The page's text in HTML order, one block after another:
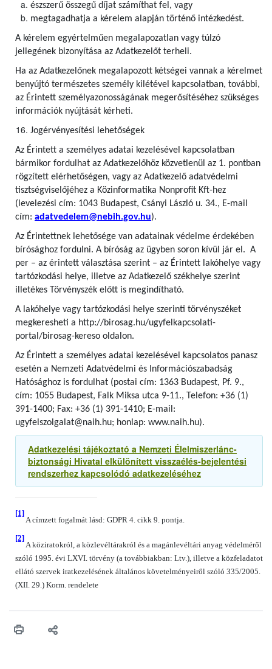
észszerű összegű díjat számíthat fel, vagy
megtagadhatja a kérelem alapján történő intézkedést.
A kérelem egyértelműen megalapozatlan vagy túlzó
jellegének bizonyítása az Adatkezelőt terheli.
Ha az Adatkezelőnek megalapozott kétségei vannak a kérelmet
benyújtó természetes személy kilétével kapcsolatban, további,
az Érintett személyazonosságának megerősítéséhez szükséges
információk nyújtását kérheti.
Jogérvényesítési lehetőségek
Az Érintett a személyes adatai kezelésével kapcsolatban
bármikor fordulhat az Adatkezelőhöz közvetlenül az 1. pontban
rögzített elérhetőségen, vagy az Adatkezelő adatvédelmi
tisztségviselőjéhez a Közinformatika Nonprofit Kft-hez
(levelezési cím: 1043 Budapest, Csányi László u. 34., E-mail
cím: adatvedelem@nebih.gov.hu).
Az Érintettnek lehetősége van adatainak védelme érdekében
bírósághoz fordulni. A bíróság az ügyben soron kívül jár el. A
per – az érintett választása szerint – az Érintett lakóhelye vagy
tartózkodási helye, illetve az Adatkezelő székhelye szerint
illetékes Törvényszék előtt is megindítható.
A lakóhelye vagy tartózkodási helye szerinti törvényszéket
megkeresheti a http://birosag.hu/ugyfelkapcsolati-
portal/birosag-kereso oldalon.
Az Érintett a személyes adatai kezelésével kapcsolatos panasz
esetén a Nemzeti Adatvédelmi és Információszabadság
Hatósághoz is fordulhat (postai cím: 1363 Budapest, Pf. 9.,
cím: 1055 Budapest, Falk Miksa utca 9-11., Telefon: +36 (1)
391-1400; Fax: +36 (1) 391-1410; E-mail:
ugyfelszolgalat@naih.hu; honlap: www.naih.hu).
Adatkezelési tájékoztató a Nemzeti Élelmiszerlánc-
biztonsági Hivatal elkülönített visszaélés-bejelentési
rendszerhez kapcsolódó adatkezeléséhez
[1]
A címzett fogalmát lásd: GDPR 4. cikk 9. pontja.
[2]
A köziratokról, a közlevéltárakról és a magánlevéltári anyag védelméről
szóló 1995. évi LXVI. törvény (a továbbiakban: Ltv.), illetve a közfeladatot
ellátó szervek iratkezelésének általános követelményeiről szóló 335/2005.
(XII. 29.) Korm. rendelete